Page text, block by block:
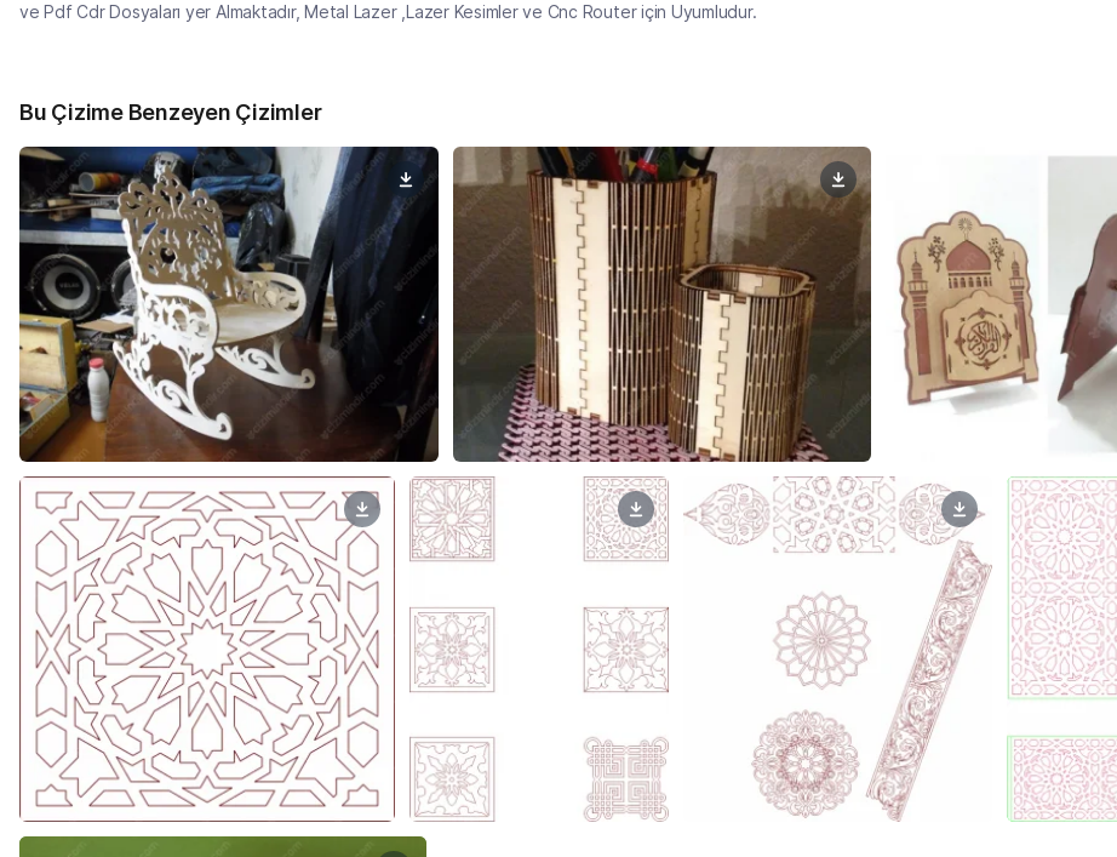
ve Pdf Cdr Dosyaları yer Almaktadır, Metal Lazer ,Lazer Kesimler ve Cnc Router için Uyumludur.
Bu Çizime Benzeyen Çizimler